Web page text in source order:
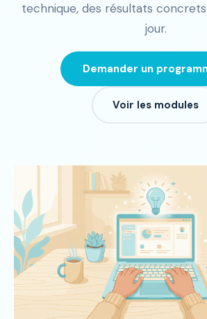
technique, des résultats
jour.
Demander un
Voir les modules